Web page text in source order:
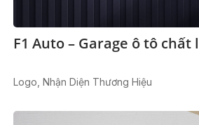
F1 Auto – Garage ô tô chất
Logo, Nhận Diện Thương Hiệu